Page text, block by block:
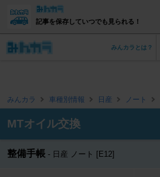
記事を保存していつでも見られる！
みんカラとは？
みんカラ 車種別情報 日産 ノート
MTオイル交換
整備手帳 日産 ノート [E12]